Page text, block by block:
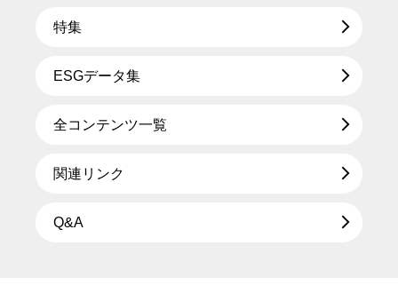
特集
ESGデータ集
全コンテンツ一覧
関連リンク
Q&A